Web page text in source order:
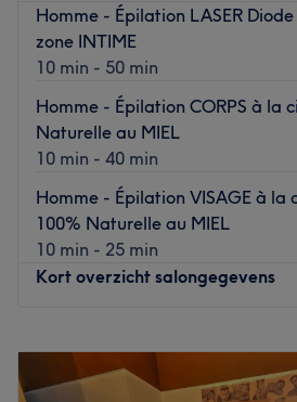
Homme - Épilation LASER Diode
zone INTIME
10 min - 50 min
Homme - Épilation CORPS à la
Naturelle au MIEL
10 min - 40 min
Homme - Épilation VISAGE à la
100% Naturelle au MIEL
10 min - 25 min
Kort overzicht salongegevens
Dinsdag
Woensdag